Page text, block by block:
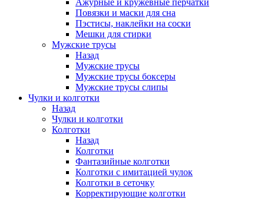
Ажурные и кружевные перчатки
Повязки и маски для сна
Пэстисы, наклейки на соски
Мешки для стирки
Мужские трусы
Назад
Мужские трусы
Мужские трусы боксеры
Мужские трусы слипы
Чулки и колготки
Назад
Чулки и колготки
Колготки
Назад
Колготки
Фантазийные колготки
Колготки с имитацией чулок
Колготки в сеточку
Корректирующие колготки